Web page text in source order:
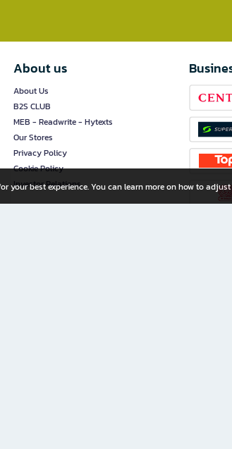
About us
About Us
B2S CLUB
MEB - Readwrite - Hytexts
Our Stores
Privacy Policy
Cookie Policy
Investor Relations
your best experience. You can learn more on how to